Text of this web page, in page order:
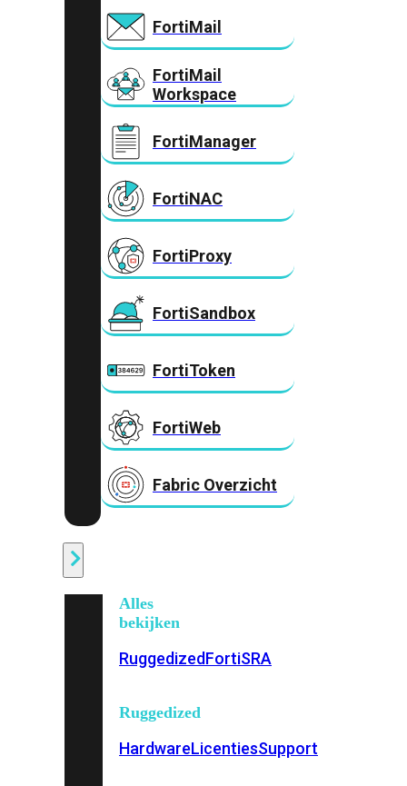
FortiMail
FortiMail
Workspace
FortiManager
FortiNAC
FortiProxy
FortiSandbox
FortiToken
FortiWeb
Fabric Overzicht
Alles
bekijken
RuggedizedFortiSRA
Ruggedized
HardwareLicentiesSupport